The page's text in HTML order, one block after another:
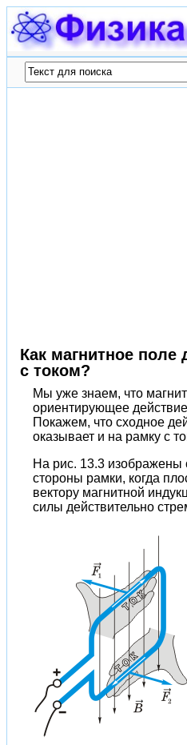
Как магнитное поле
с током?
Мы уже знаем, что
ориентирующее
Покажем, что сходное
оказывает и на рамку с
На рис. 13.3
стороны рамки, когда
вектору магнитной
силы действительно